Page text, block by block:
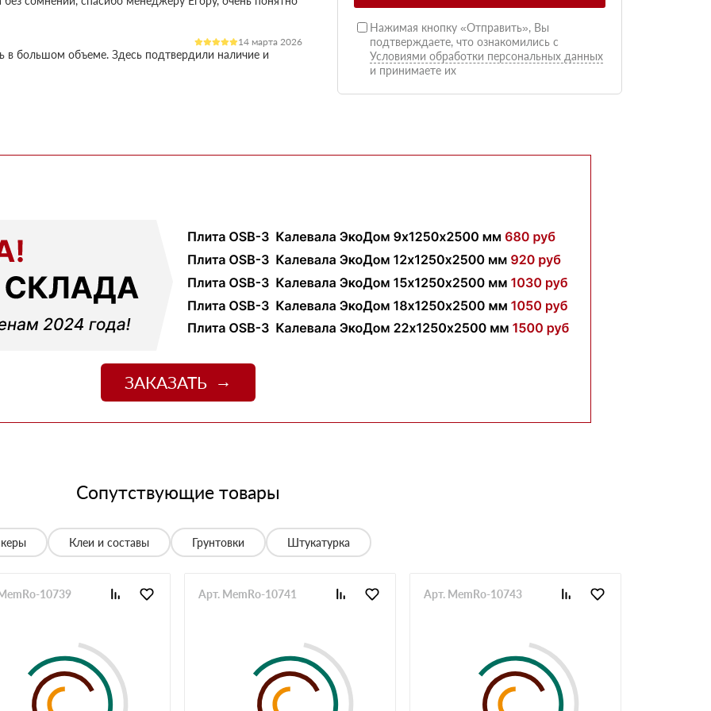
14 марта 2026
в большом объеме. Здесь подтвердили наличие и
но отношение нормальное, наверное будем
покупал, быстро отработали заявку и уже на
12 октября 2025
с другими поставщиками, здесь получилось
муж принял доставку и только потом оплатил
01 сентября 2025
и больше сказать нечего, четко и по делу
Денис объяснил разницу между материалами и
Доставили без задержек
13 июня 2025
менеджеру Алёне с организацией доставки с
28 мая 2025
нет, работаю уже напрямую с менеджером, что удобно.
20 мая 2025
неделе получили вторую. Всё супер
нет. Единственное неудобство было с проездом к
объяснил нормально. Забрали без проблем,
12 мая 2025
Нажимая кнопку «Отправить», Вы
подтверждаете, что ознакомились с
Условиями обработки персональных данных
и принимаете их
ЗАКАЗАТЬ
Сопутствующие товары
Клеи и составы Грунтовки Штукатурка
10739 Арт. MemRo-10741 Арт. MemRo-10743